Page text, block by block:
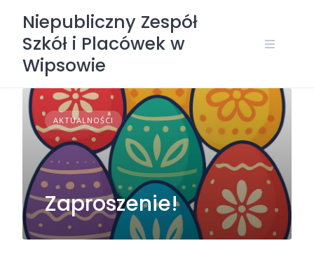
content
Niepubliczny Zespół
Szkół i Placówek w
Wipsowie
AKTUALNOŚCI
Zaproszenie!